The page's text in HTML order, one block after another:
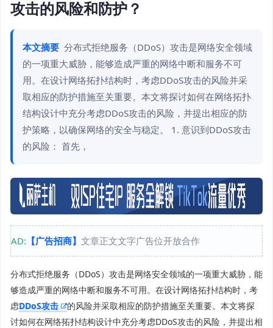
攻击的风险和防护？
本文摘要 分布式拒绝服务（DDoS）攻击是网络安全领域
的一项重大威胁，能够造成严重的网络中断和服务不可
用。在设计网络拓扑结构时，考虑DDoS攻击的风险并采
取相应的防护措施至关重要。本文将探讨如何在网络拓扑
结构设计中充分考虑DDoS攻击的风险，并提出相应的防
护策略，以确保网络的安全与稳定。 1. 意识到DDoS攻击
的风险： 首先，
AD: 【广告招商】 文章正文文字广告位开放合作
分布式拒绝服务（DDoS）攻击是网络安全领域的一项重大威胁，能
够造成严重的网络中断和服务不可用。在设计网络拓扑结构时，考
虑DDoS攻击
的风险并采取相应的防护措施至关重要。本文将探
讨如何在网络拓扑结构设计中充分考虑DDoS攻击的风险，并提出相